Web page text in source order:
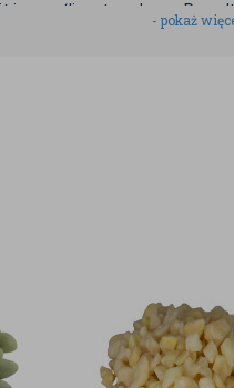
inne rośliny strączkowe.
i dostarczać organizmowi tak
W zakładzie są pakowane
- pokaż